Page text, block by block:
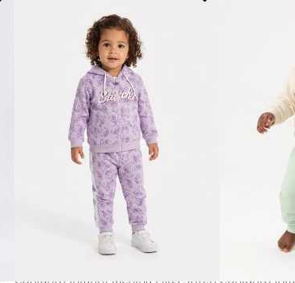
adicionar a sacola
Conjunto Infantil Menina Lilás Stitch Conjunto